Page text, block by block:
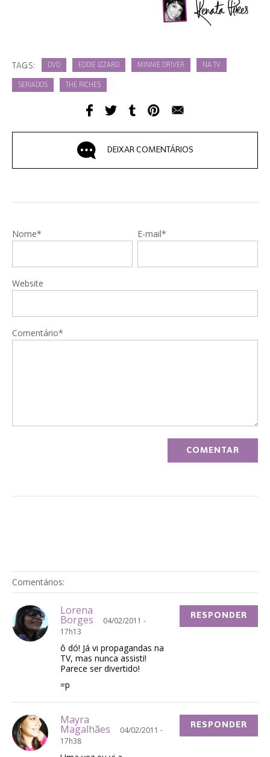
TAGS: DVD EDDIE IZZARD MINNIE DRIVER NA TV
SERIADOS THE RICHES
DEIXAR COMENTÁRIOS
Nome* E-mail*
Website
Comentário*
Comentários:
Lorena
Borges
04/02/2011 -
17h13
ô dó! Já vi propagandas na
TV, mas nunca assisti!
Parece ser divertido!
=p
RESPONDER
Mayra
Magalhães
04/02/2011 -
17h38
RESPONDER